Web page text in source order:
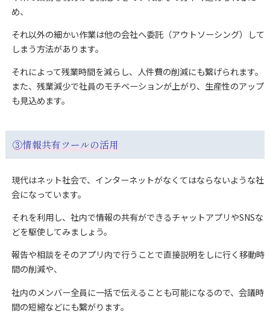
め、
それ以外の細かい作業は他の会社へ委託（アウトソーシング）して
しまう方法があります。
それによって残業時間を減らし、人件費の削減にも繋げられます。
また、残業減少で社員のモチベーションが上がり、生産性のアップ
も見込めます。
③情報共有ツールの活用
現代はネット社会で、インターネットがなくてはならないような社
会になっています。
それを利用し、社内で情報の共有ができるチャットアプリやSNSな
どを駆使してみましょう。
報告や相談をそのアプリ内で行うことで直接説明をしに行く移動時
間の削減や、
社内のメンバー全員に一括で伝えることも可能になるので、会議時
間の短縮などにも繋がります。